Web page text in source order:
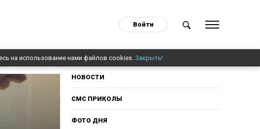
Войти
на использование нами файлов cookies. Закрыть!
НОВОСТИ
СМС ПРИКОЛЫ
ФОТО ДНЯ